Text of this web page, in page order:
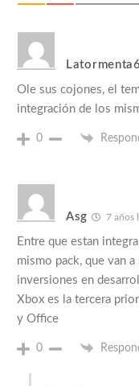
Ole sus cojones, el
integración de los
0
Asg 7 años
Entre que estan
mismo pack, que van
inversiones en
Xbox es la tercera
y Office
0